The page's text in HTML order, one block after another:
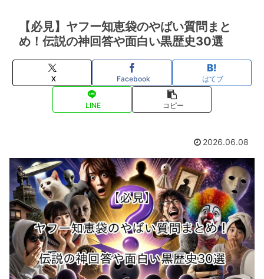
【必見】ヤフー知恵袋のやばい質問まと
め！伝説の神回答や面白い黒歴史30選
X Facebook はてブ
LINE コピー
2026.06.08